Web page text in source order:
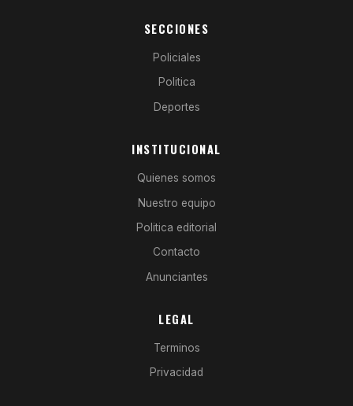
SECCIONES
Policiales
Politica
Deportes
INSTITUCIONAL
Quienes somos
Nuestro equipo
Politica editorial
Contacto
Anunciantes
LEGAL
Terminos
Privacidad